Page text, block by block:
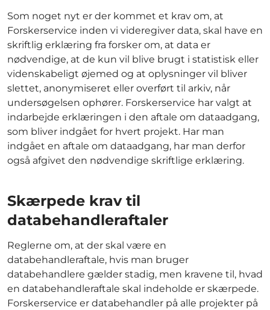
Som noget nyt er der kommet et krav om, at
Forskerservice inden vi videregiver data, skal have en
skriftlig erklæring fra forsker om, at data er
nødvendige, at de kun vil blive brugt i statistisk eller
videnskabeligt øjemed og at oplysninger vil bliver
slettet, anonymiseret eller overført til arkiv, når
undersøgelsen ophører. Forskerservice har valgt at
indarbejde erklæringen i den aftale om dataadgang,
som bliver indgået for hvert projekt. Har man
indgået en aftale om dataadgang, har man derfor
også afgivet den nødvendige skriftlige erklæring.
Skærpede krav til
databehandleraftaler
Reglerne om, at der skal være en
databehandleraftale, hvis man bruger
databehandlere gælder stadig, men kravene til, hvad
en databehandleraftale skal indeholde er skærpede.
Forskerservice er databehandler på alle projekter på